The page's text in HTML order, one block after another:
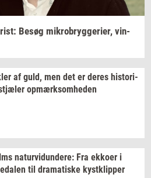
Besøg mi­kro­bryg­ge­ri­er, vin­
af guld, men det er deres hi­sto­ri­
op­mærk­som­he­den
na­tur­vi­dun­de­re: Fra ek­ko­er i
til dra­ma­ti­ske kyst­klip­per